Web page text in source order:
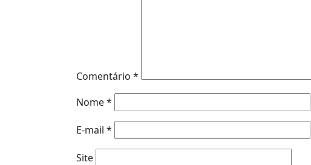
Comentário *
Nome*
E-mail *
Site